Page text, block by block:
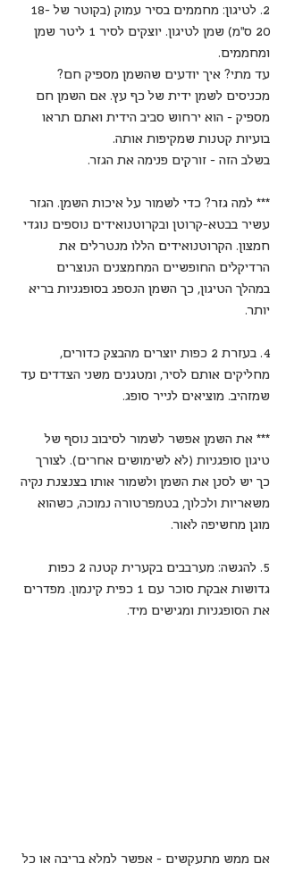
2. לטיגון: מחממים בסיר עמוק (בקוטר של 18-
20 ס"מ) שמן לטיגון. יוצקים לסיר 1 ליטר שמן
ומחממים.
עד מתי? איך יודעים שהשמן מספיק חם?
מכניסים לשמן ידית של כף עץ. אם השמן חם
מספיק - הוא ירחוש סביב הידית ואתם תראו
בועיות קטנות שמקיפות אותה.
בשלב הזה - זורקים פנימה את הגזר.
*** למה גזר? כדי לשמור על איכות השמן. הגזר
עשיר בבטא-קרוטן ובקרוטנואידים נוספים נוגדי
חמצון. הקרוטנואידים הללו מנטרלים את
הרדיקלים החופשיים המחמצנים הנוצרים
במהלך הטיגון, כך השמן הנספג בסופגניות בריא
יותר.
4. בעזרת 2 כפות יוצרים מהבצק כדורים,
מחליקים אותם לסיר, ומטגנים משני הצדדים עד
שמזהיב. מוציאים לנייר סופג.
*** את השמן אפשר לשמור לסיבוב נוסף של
טיגון סופגניות (לא לשימושים אחרים). לצורך
כך יש לסנן את השמן ולשמור אותו בצנצנת נקיה
משאריות ולכלוך, בטמפרטורה נמוכה, כשהוא
מוגן מחשיפה לאור.
5. להגשה: מערבבים בקערית קטנה 2 כפות
גדושות אבקת סוכר עם 1 כפית קינמון. מפדרים
את הסופגניות ומגישים מיד.
אם ממש מתעקשים - אפשר למלא בריבה או כל